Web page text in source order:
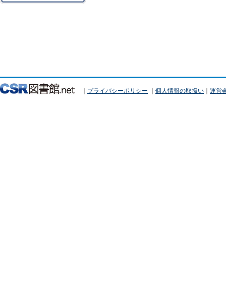
｜ プライバシーポリシー ｜ 個人情報の取扱い ｜ 運営